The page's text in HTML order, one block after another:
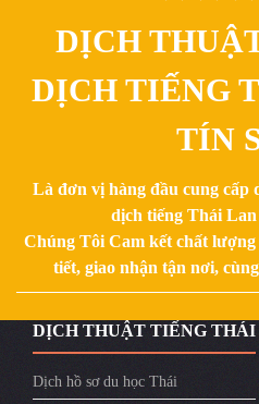
DỊCH
DỊCH TIẾNG
TÍN
Là đơn vị hàng đầu cung cấp
dịch tiếng Thái
Chúng Tôi Cam kết chất
tiết, giao nhận tận nơi,
DỊCH THUẬT TIẾNG THÁI
Dịch hồ sơ du học Thái